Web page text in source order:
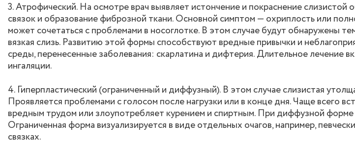
3. Атрофический. На осмотре врач выявляет истончение и покраснение слизистой
связок и образование фиброзной ткани. Основной симптом — охриплость или
может сочетаться с проблемами в носоглотке. В этом случае будут обнаружены
вязкая слизь. Развитию этой формы способствуют вредные привычки и
среды, перенесенные заболевания: скарлатина и дифтерия. Длительное лечение
ингаляции.
4. Гиперпластический (ограниченный и диффузный). В этом случае слизистая
Проявляется проблемами с голосом после нагрузки или в конце дня. Чаще всего
вредным трудом или злоупотребляет курением и спиртным. При диффузной форме
Ограниченная форма визуализируется в виде отдельных очагов, например,
связках.